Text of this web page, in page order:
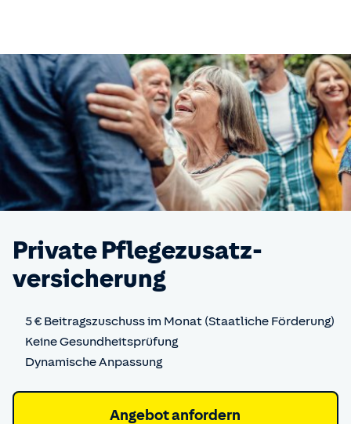
Private Pflegezusatz­
versicherung
5 € Beitragszuschuss im Monat (Staatliche Förderung)
Keine Gesundheitsprüfung
Dynamische Anpassung
Angebot anfordern